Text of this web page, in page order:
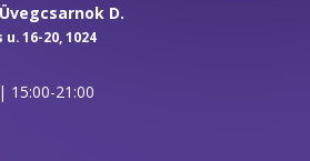
D.
u. 16-20, 1024
15:00-21:00